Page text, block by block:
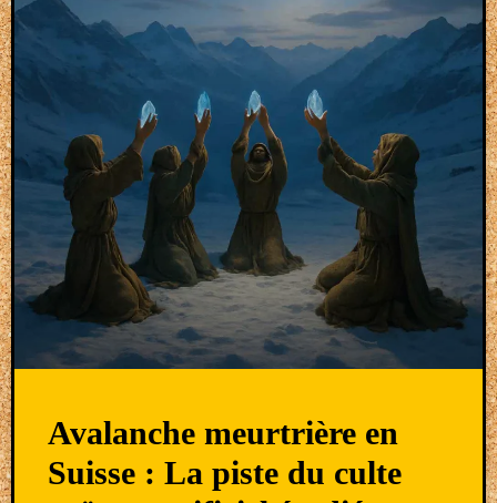
Avalanche meurtrière en
Suisse : La piste du culte